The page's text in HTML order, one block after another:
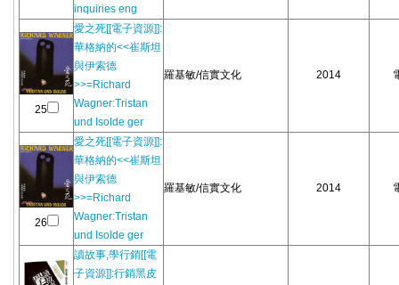
inquiries eng
25
愛之死[[電子資源]]:
華格納的<<崔斯坦
與伊索德
>>=Richard
Wagner:Tristan
und Isolde ger
羅基敏/信實文化 2014
26
愛之死[[電子資源]]:
華格納的<<崔斯坦
與伊索德
>>=Richard
Wagner:Tristan
und Isolde ger
羅基敏/信實文化 2014
讀故事,學行銷[[電
子資源]]:行銷黑皮